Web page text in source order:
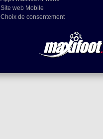
Site web Mobile
Choix de consentement